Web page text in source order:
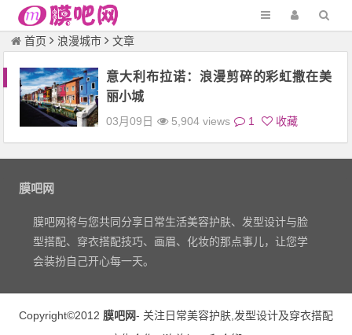
首页 浪漫城市 文章
意大利布拉诺：浪漫剪碎的彩虹撒在美
丽小城
03月09日 5,904 views 1 收藏
膜吧网
膜吧网将与您共同分享日常生活美容护肤、发型设计与脸
型搭配、穿衣搭配技巧、画眉、化妆的那点事儿，让您学
会装扮自己开心每一天。
Copyright©2012 膜吧网- 关注日常美容护肤 发型设计及穿衣搭配